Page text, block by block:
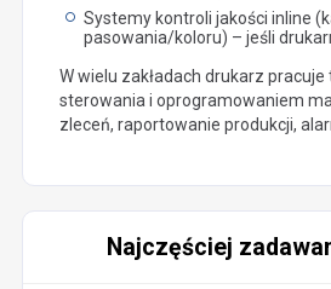
Systemy kontroli jakości inline
pasowania/koloru) – jeśli
W wielu zakładach drukarz
sterowania i oprogramowaniem
zleceń, raportowanie produkcji,
Najczęściej